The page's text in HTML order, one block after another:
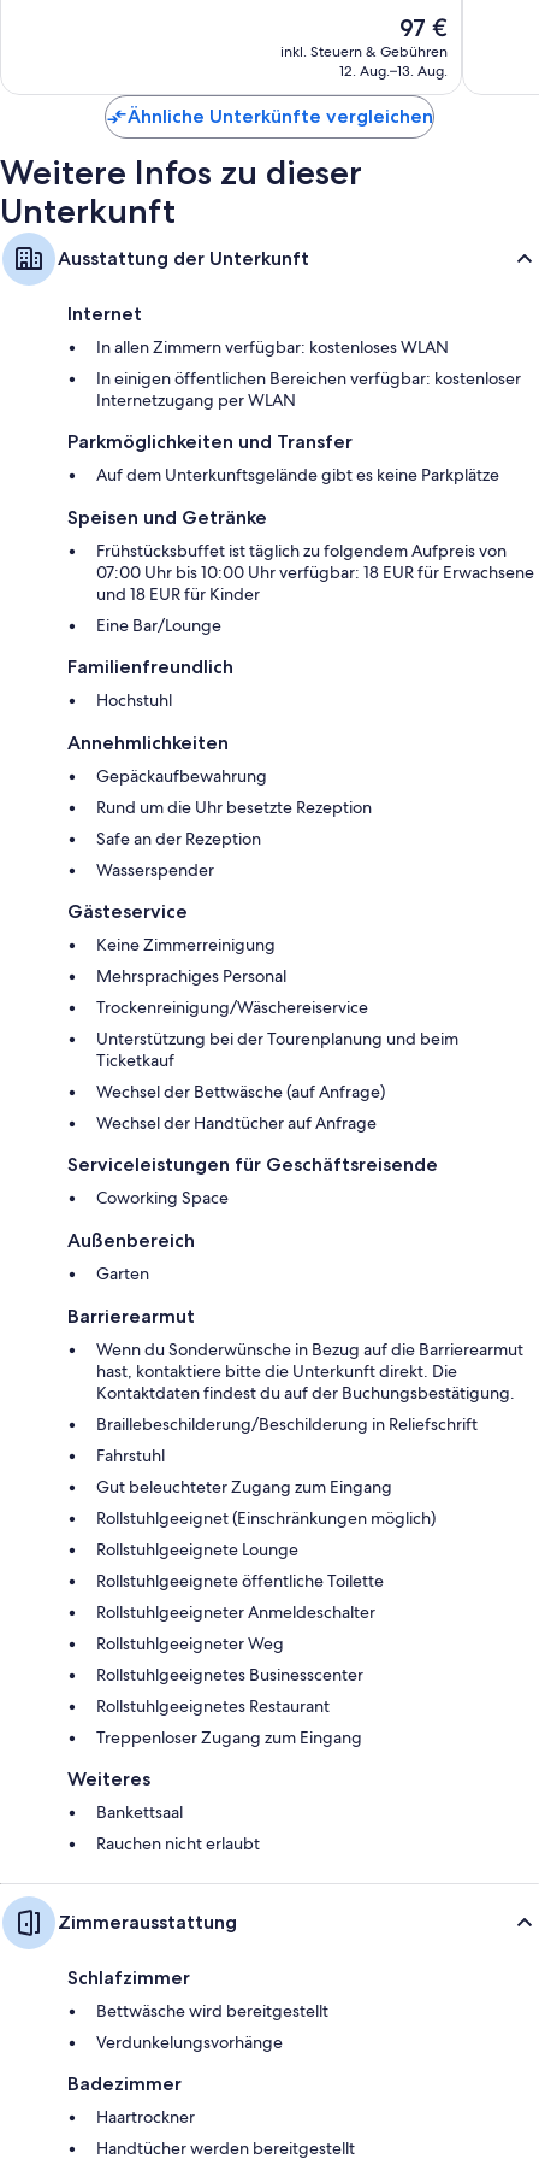
Der
Preis
beträgt
97 €
inkl. Steuern & Gebühren
12. Aug.–13. Aug.
Ähnliche Unterkünfte vergleichen
Weitere Infos zu dieser
Unterkunft
Ausstattung der Unterkunft
Internet
In allen Zimmern verfügbar: kostenloses WLAN
In einigen öffentlichen Bereichen verfügbar: kostenloser
Internetzugang per WLAN
Parkmöglichkeiten und Transfer
Auf dem Unterkunftsgelände gibt es keine Parkplätze
Speisen und Getränke
Frühstücksbuffet ist täglich zu folgendem Aufpreis von
07:00 Uhr bis 10:00 Uhr verfügbar: 18 EUR für Erwachsene
und 18 EUR für Kinder
Eine Bar/Lounge
Familienfreundlich
Hochstuhl
Annehmlichkeiten
Gepäckaufbewahrung
Rund um die Uhr besetzte Rezeption
Safe an der Rezeption
Wasserspender
Gästeservice
Keine Zimmerreinigung
Mehrsprachiges Personal
Trockenreinigung/Wäschereiservice
Unterstützung bei der Tourenplanung und beim
Ticketkauf
Wechsel der Bettwäsche (auf Anfrage)
Wechsel der Handtücher auf Anfrage
Serviceleistungen für Geschäftsreisende
Coworking Space
Außenbereich
Garten
Barrierearmut
Wenn du Sonderwünsche in Bezug auf die Barrierearmut
hast, kontaktiere bitte die Unterkunft direkt. Die
Kontaktdaten findest du auf der Buchungsbestätigung.
Braillebeschilderung/Beschilderung in Reliefschrift
Fahrstuhl
Gut beleuchteter Zugang zum Eingang
Rollstuhlgeeignet (Einschränkungen möglich)
Rollstuhlgeeignete Lounge
Rollstuhlgeeignete öffentliche Toilette
Rollstuhlgeeigneter Anmeldeschalter
Rollstuhlgeeigneter Weg
Rollstuhlgeeignetes Businesscenter
Rollstuhlgeeignetes Restaurant
Treppenloser Zugang zum Eingang
Weiteres
Bankettsaal
Rauchen nicht erlaubt
Zimmerausstattung
Schlafzimmer
Bettwäsche wird bereitgestellt
Verdunkelungsvorhänge
Badezimmer
Haartrockner
Handtücher werden bereitgestellt